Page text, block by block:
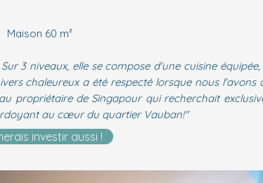
Maison 60 m²
3 niveaux, elle se compose d'une cuisine
chaleureux a été respecté lorsque nous l'avons
propriétaire de Singapour qui recherchait
au cœur du quartier Vauban!"
investir aussi !